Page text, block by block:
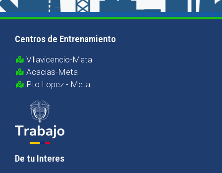
Centros de Entrenamiento
Villavicencio-Meta
Acacias-Meta
Pto Lopez - Meta
De tu Interes